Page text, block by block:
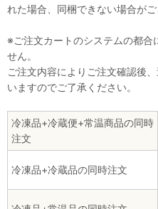
れた場合、同梱できない場合がご
※ご注文カートのシステムの都合
せん。
ご注文内容によりご注文確認後
いますのでご了承ください。
冷凍品+冷蔵便+常温商品の同時
注文
冷凍品+冷蔵品の同時注文